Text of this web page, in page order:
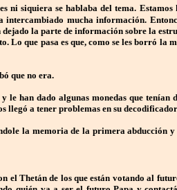
ni siquiera se hablaba del tema. Estamos
mucha información.
la parte de información sobre la
que pasa es que, como se les borró
que no era.
han dado algunas monedas que
llegó a tener problemas en su
la memoria de la primeraabducción
el Thetán de los que están votando al